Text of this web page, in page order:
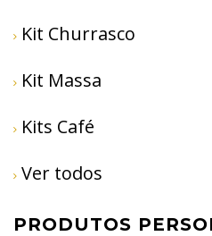
Kit Churrasco
Kit Massa
Kits Café
Ver todos
PRODUTOS